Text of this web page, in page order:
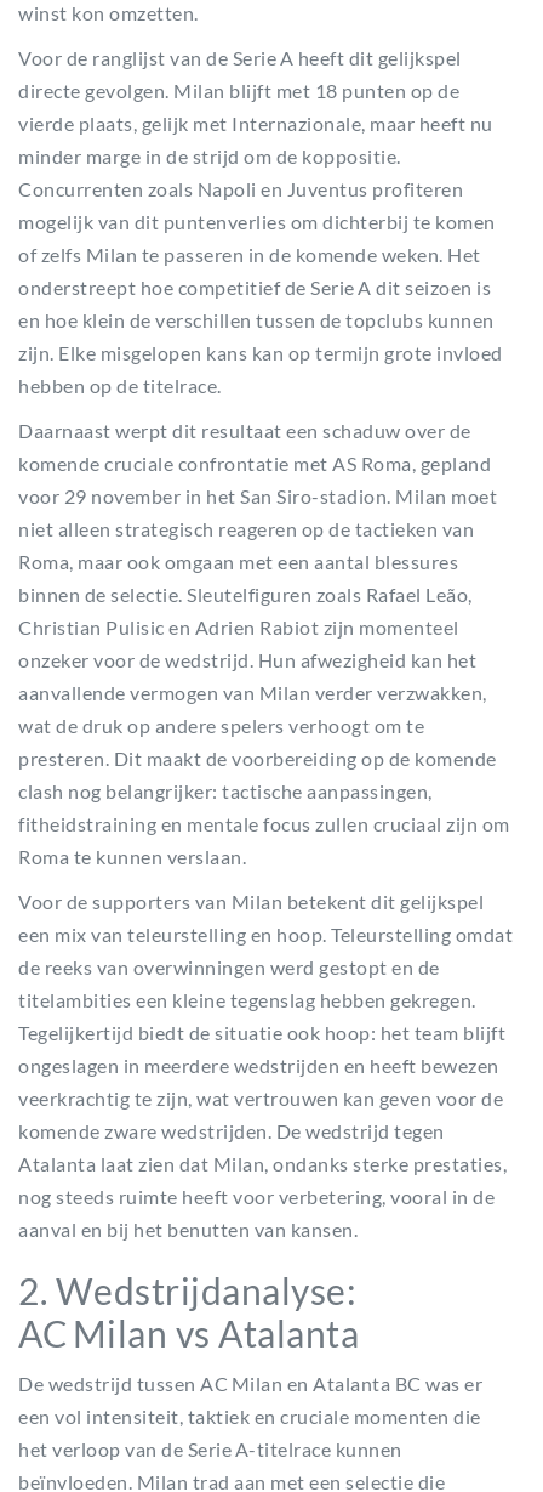
winst kon omzetten.
Voor de ranglijst van de Serie A heeft dit gelijkspel
directe gevolgen. Milan blijft met 18 punten op de
vierde plaats, gelijk met Internazionale, maar heeft nu
minder marge in de strijd om de koppositie.
Concurrenten zoals Napoli en Juventus profiteren
mogelijk van dit puntenverlies om dichterbij te komen
of zelfs Milan te passeren in de komende weken. Het
onderstreept hoe competitief de Serie A dit seizoen is
en hoe klein de verschillen tussen de topclubs kunnen
zijn. Elke misgelopen kans kan op termijn grote invloed
hebben op de titelrace.
Daarnaast werpt dit resultaat een schaduw over de
komende cruciale confrontatie met AS Roma, gepland
voor 29 november in het San Siro-stadion. Milan moet
niet alleen strategisch reageren op de tactieken van
Roma, maar ook omgaan met een aantal blessures
binnen de selectie. Sleutelfiguren zoals Rafael Leão,
Christian Pulisic en Adrien Rabiot zijn momenteel
onzeker voor de wedstrijd. Hun afwezigheid kan het
aanvallende vermogen van Milan verder verzwakken,
wat de druk op andere spelers verhoogt om te
presteren. Dit maakt de voorbereiding op de komende
clash nog belangrijker: tactische aanpassingen,
fitheidstraining en mentale focus zullen cruciaal zijn om
Roma te kunnen verslaan.
Voor de supporters van Milan betekent dit gelijkspel
een mix van teleurstelling en hoop. Teleurstelling omdat
de reeks van overwinningen werd gestopt en de
titelambities een kleine tegenslag hebben gekregen.
Tegelijkertijd biedt de situatie ook hoop: het team blijft
ongeslagen in meerdere wedstrijden en heeft bewezen
veerkrachtig te zijn, wat vertrouwen kan geven voor de
komende zware wedstrijden. De wedstrijd tegen
Atalanta laat zien dat Milan, ondanks sterke prestaties,
nog steeds ruimte heeft voor verbetering, vooral in de
aanval en bij het benutten van kansen.
2. Wedstrijdanalyse:
AC Milan vs Atalanta
De wedstrijd tussen AC Milan en Atalanta BC was er
een vol intensiteit, taktiek en cruciale momenten die
het verloop van de Serie A-titelrace kunnen
beïnvloeden. Milan trad aan met een selectie die